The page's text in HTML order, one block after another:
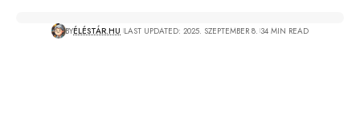
BYÉLÉSTÁR.HU LAST UPDATED: 2025. SZEPTEMBER 8. 34 MIN READ